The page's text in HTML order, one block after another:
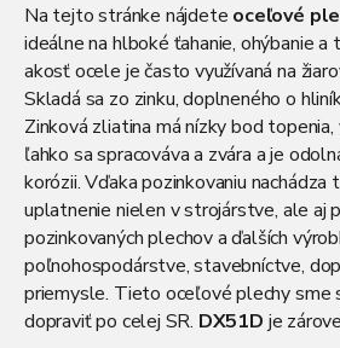
Na tejto stránke nájdete oceľové
ideálne na hlboké ťahanie, ohýbanie a
akosť ocele je často využívaná na
Skladá sa zo zinku, doplneného o
Zinková zliatina má nízky bod
ľahko sa spracováva a zvára a je
korózii. Vďaka pozinkovaniu
uplatnenie nielen v strojárstve, ale aj
pozinkovaných plechov a ďalších
poľnohospodárstve, stavebníctve,
priemysle. Tieto oceľové plechy sme
dopraviť po celej SR. DX51D je